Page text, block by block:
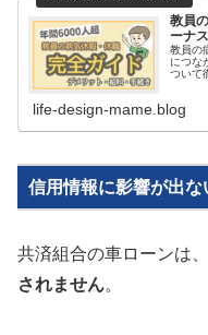
教員
ーナ
教員の
につな
ついて
life-design-mame.blog
信用情報に影響が出な
共済組合の車ローンは、
されません。